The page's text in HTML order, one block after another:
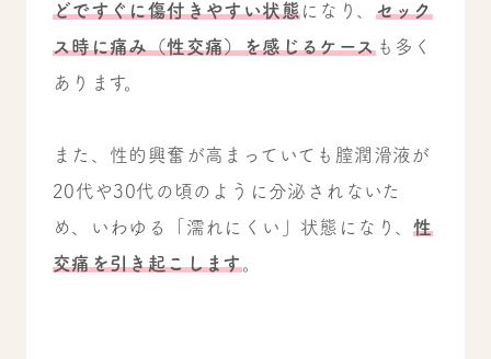
どですぐに傷付きやすい状態になり、 セック
ス時に痛み（性交痛）を感じるケースも多く
あります。
また、性的興奮が高まっていても膣潤滑液が
20代や30代の頃のように分泌されないた
め、いわゆる「濡れにくい」状態になり、性
交痛を引き起こします。